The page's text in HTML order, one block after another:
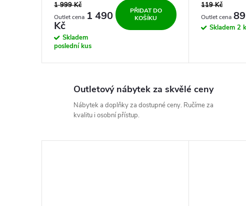
1 999 Kč
1 490
Kč
Skladem
poslední kus
PŘIDAT DO
KOŠÍKU
119 Kč
Skladem2
Outletový nábytek za skvělé ceny
Nábytek a doplňky za dostupné ceny. Ručíme za
kvalitu i osobní přístup.